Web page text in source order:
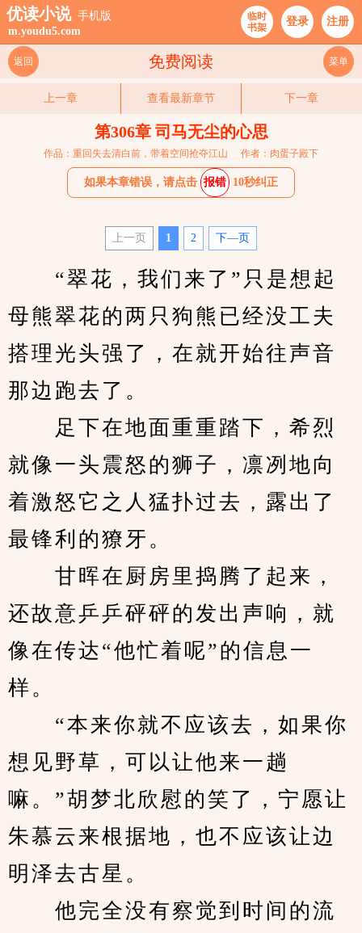
优读小说 手机版
m.youdu5.com
临时
书架
登录 注册
免费阅读
返回 菜单
上一章 查看最新章节 下一章
第306章 司马无尘的心思
作品：重回失去清白前，带着空间抢夺江山 作者：肉蛋子殿下
如果本章错误，请点击 报错 10秒纠正
上一页 1 2 下—页
“翠花，我们来了”只是想起
母熊翠花的两只狗熊已经没工夫
搭理光头强了，在就开始往声音
那边跑去了。
足下在地面重重踏下，希烈
就像一头震怒的狮子，凛冽地向
着激怒它之人猛扑过去，露出了
最锋利的獠牙。
甘晖在厨房里捣腾了起来，
还故意乒乒砰砰的发出声响，就
像在传达“他忙着呢”的信息一
样。
“本来你就不应该去，如果你
想见野草，可以让他来一趟
嘛。”胡梦北欣慰的笑了，宁愿让
朱慕云来根据地，也不应该让边
明泽去古星。
他完全没有察觉到时间的流